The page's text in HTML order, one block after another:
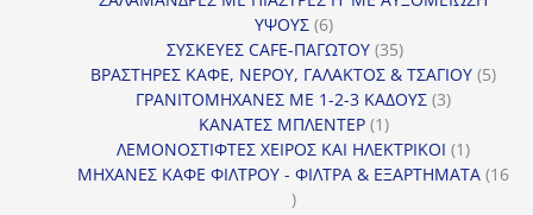
ΥΨΟΥΣ 66
προϊόντα
ΣΥΣΚΕΥΕΣ CAFE-ΠΑΓΩΤΟΥ 3535
προϊόντα
ΒΡΑΣΤΗΡΕΣ ΚΑΦΕ, ΝΕΡΟΥ, ΓΑΛΑΚΤΟΣ & ΤΣΑΓΙΟΥ 55
ΓΡΑΝΙΤΟΜΗΧΑΝΕΣ ΜΕ 1-2-3 ΚΑΔΟΥΣ 33
ΚΑΝΑΤΕΣ ΜΠΛΕΝΤΕΡ 11
προϊόν
ΛΕΜΟΝΟΣΤΙΦΤΕΣ ΧΕΙΡΟΣ ΚΑΙ ΗΛΕΚΤΡΙΚΟΙ 11
προϊόν
ΜΗΧΑΝΕΣ ΚΑΦΕ ΦΙΛΤΡΟΥ - ΦΙΛΤΡΑ & ΕΞΑΡΤΗΜΑΤΑ 16
16